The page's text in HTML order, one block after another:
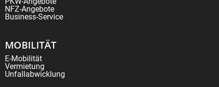
NFZ-Angebote
Business-Service
MOBILITÄT
E-Mobilität
Vermietung
Unfallabwicklung